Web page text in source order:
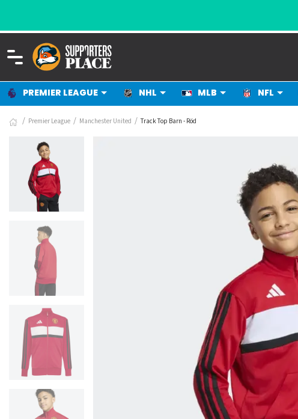
PREMIER LEAGUE NHL MLB NFL
Premier League Manchester United Track Top Barn - Röd